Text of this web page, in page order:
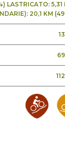
LASTRICATO: 5,31
20,1 KM